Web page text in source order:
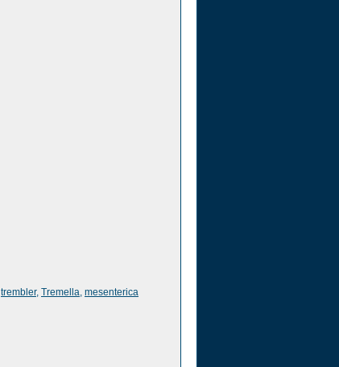
trembler, Tremella, mesenterica